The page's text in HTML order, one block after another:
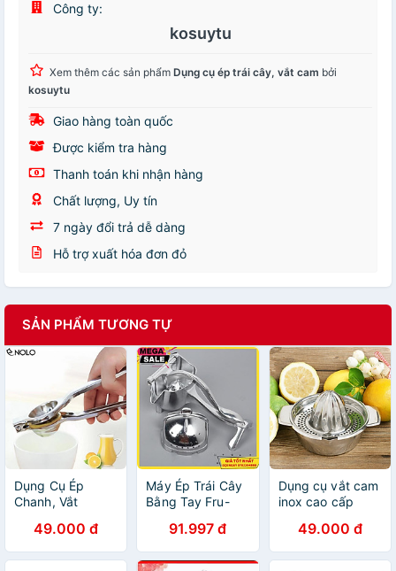
Công ty:
kosuytu
Xem thêm các sản phẩm Dụng cụ ép trái cây, vắt cam bởi
kosuytu
Giao hàng toàn quốc
Được kiểm tra hàng
Thanh toán khi nhận hàng
Chất lượng, Uy tín
7 ngày đổi trả dễ dàng
Hỗ trợ xuất hóa đơn đỏ
SẢN PHẨM TƯƠNG TỰ
Dụng Cụ Ép
Chanh, Vắt
Cốt Chanh
49.000 đ
Máy Ép Trái Cây
Bằng Tay Fru-
Bưởi, Dưa, Thơm
Dụng Cụ Ép Cam
Chuyên Dụng -
91.997 đ
Dụng cụ vắt cam
inox cao cấp
49.000 đ